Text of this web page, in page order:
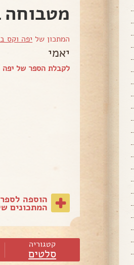
מטבוחה
המתכון של יפה וקס
יאמי
לקבלת הספר של יפה
הוספה לספר
המתכונים
קטגוריה
סלטים